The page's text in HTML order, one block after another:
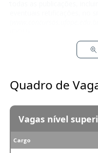
Quadro de
Vagas nível
Cargo